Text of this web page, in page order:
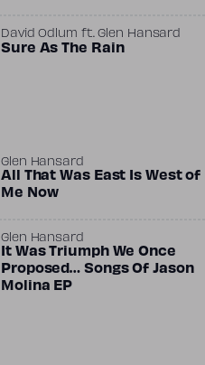
David Odlum ft.Glen Hansard
Sure As The Rain
Glen Hansard
All That Was East Is West of
Me Now
Glen Hansard
It Was Triumph We Once
Proposed… Songs Of Jason
Molina EP